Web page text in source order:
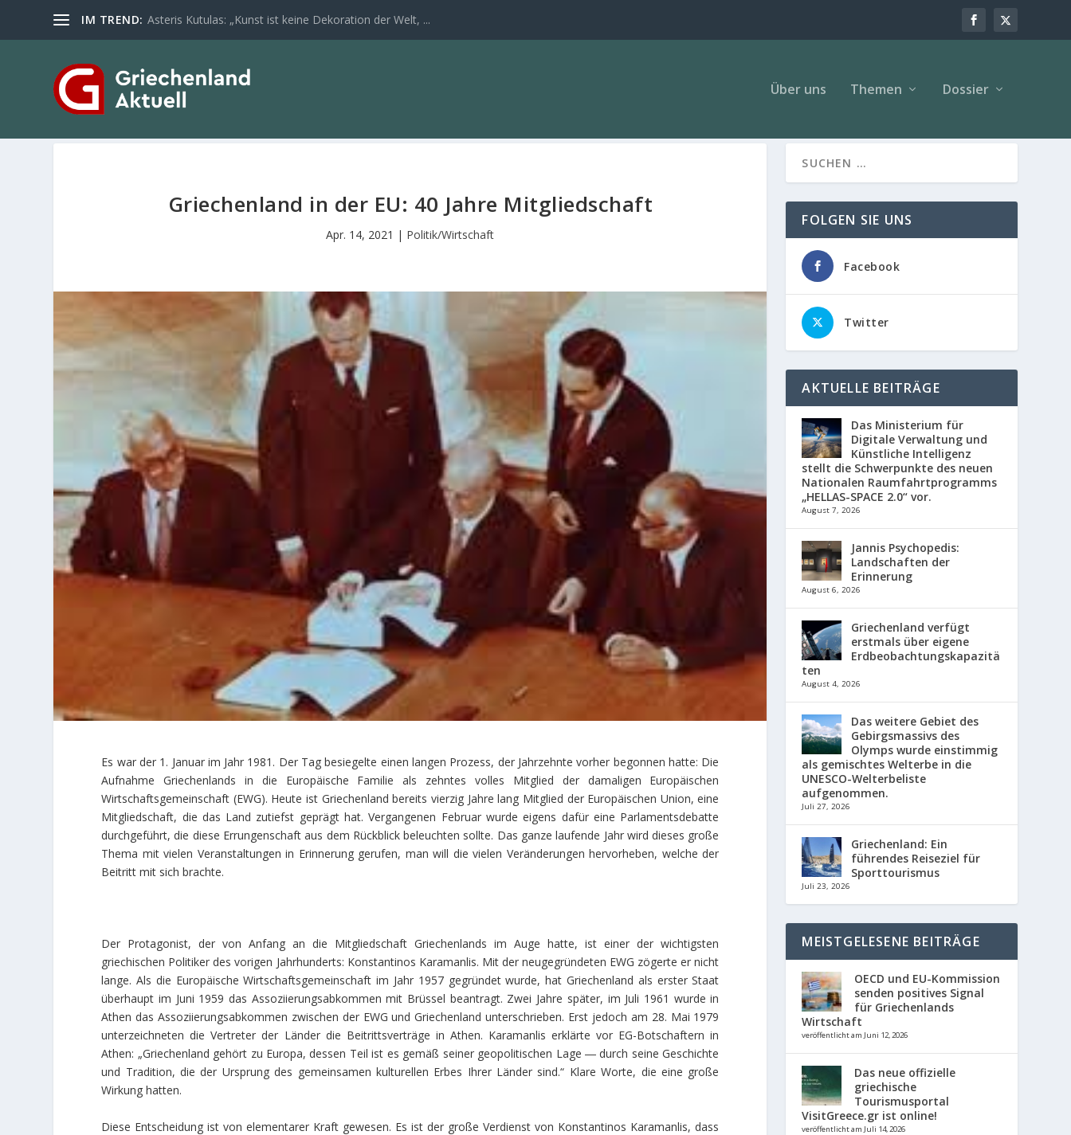
IM TREND: Asteris Kutulas: „Kunst ist keine Dekoration der Welt, ...
Über uns Themen Dossier
Griechenland in der EU: 40 Jahre Mitgliedschaft
Apr. 14, 2021 | Politik/Wirtschaft
Es war der 1. Januar im Jahr 1981. Der Tag besiegelte einen langen Prozess, der Jahrzehnte vorher begonnen hatte: Die
Aufnahme Griechenlands in die Europäische Familie als zehntes volles Mitglied der damaligen Europäischen
Wirtschaftsgemeinschaft (EWG). Heute ist Griechenland bereits vierzig Jahre lang Mitglied der Europäischen Union, eine
Mitgliedschaft, die das Land zutiefst geprägt hat. Vergangenen Februar wurde eigens dafür eine Parlamentsdebatte
durchgeführt, die diese Errungenschaft aus dem Rückblick beleuchten sollte. Das ganze laufende Jahr wird dieses große
Thema mit vielen Veranstaltungen in Erinnerung gerufen, man will die vielen Veränderungen hervorheben, welche der
Beitritt mit sich brachte.
Der Protagonist, der von Anfang an die Mitgliedschaft Griechenlands im Auge hatte, ist einer der wichtigsten
griechischen Politiker des vorigen Jahrhunderts: Konstantinos Karamanlis. Mit der neugegründeten EWG zögerte er nicht
lange. Als die Europäische Wirtschaftsgemeinschaft im Jahr 1957 gegründet wurde, hat Griechenland als erster Staat
überhaupt im Juni 1959 das Assoziierungsabkommen mit Brüssel beantragt. Zwei Jahre später, im Juli 1961 wurde in
Athen das Assoziierungsabkommen zwischen der EWG und Griechenland unterschrieben. Erst jedoch am 28. Mai 1979
unterzeichneten die Vertreter der Länder die Beitrittsverträge in Athen. Karamanlis erklärte vor EG-Botschaftern in
Athen: „Griechenland gehört zu Europa, dessen Teil ist es gemäß seiner geopolitischen Lage ― durch seine Geschichte
und Tradition, die der Ursprung des gemeinsamen kulturellen Erbes Ihrer Länder sind.“ Klare Worte, die eine große
Wirkung hatten.
Diese Entscheidung ist von elementarer Kraft gewesen. Es ist der große Verdienst von Konstantinos Karamanlis, dass
FOLGEN SIE UNS
Facebook
Twitter
AKTUELLE BEITRÄGE
Das Ministerium für
Digitale Verwaltung und
Künstliche Intelligenz
stellt die Schwerpunkte des neuen
Nationalen Raumfahrtprogramms
„HELLAS-SPACE 2.0“ vor.
August 7, 2026
Jannis Psychopedis:
Landschaften der
Erinnerung
August 6, 2026
Griechenland verfügt
erstmals über eigene
Erdbeobachtungskapazitä
ten
August 4, 2026
Das weitere Gebiet des
Gebirgsmassivs des
Olymps wurde einstimmig
als gemischtes Welterbe in die
UNESCO-Welterbeliste
aufgenommen.
Juli 27, 2026
Griechenland: Ein
führendes Reiseziel für
Sporttourismus
Juli 23, 2026
MEISTGELESENE BEITRÄGE
OECD und EU-Kommission
senden positives Signal
für Griechenlands
Wirtschaft
veröffentlicht am Juni 12, 2026
Das neue offizielle
griechische
Tourismusportal
VisitGreece.gr ist online!
veröffentlicht am Juli 14, 2026